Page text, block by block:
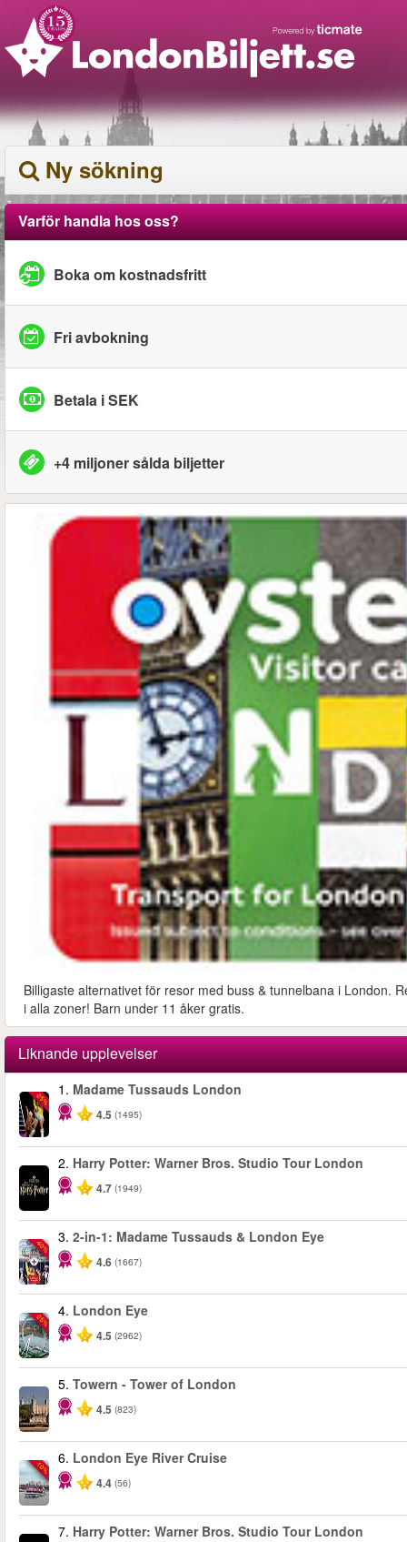
Ny sökning
Varför handla hos oss?
Boka om kostnadsfritt
Fri avbokning
Betala i SEK
+4 miljoner sålda biljetter
Billigaste alternativet för resor med buss & tunnelbana i London.
i alla zoner! Barn under 11 åker gratis.
Liknande upplevelser
-25%
1. Madame Tussauds London
4.5 (1495)
2. Harry Potter: Warner Bros. Studio Tour London
4.7 (1949)
-40%
3. 2-in-1: Madame Tussauds & London Eye
4.6 (1667)
-25%
4. London Eye
4.5 (2962)
5. Towern - Tower of London
4.5 (823)
-10%
6. London Eye River Cruise
4.4 (56)
7. Harry Potter: Warner Bros. Studio Tour London